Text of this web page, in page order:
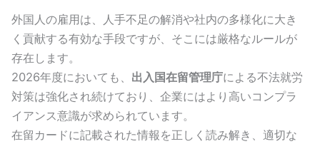
外国人の雇用は、人手不足の解消や社内の多様化に大き
く貢献する有効な手段ですが、そこには厳格なルールが
存在します。
2026年度においても、 出入国在留管理庁による不法就労
対策は強化され続けており、企業にはより高いコンプラ
イアンス意識が求められています。
在留カードに記載された情報を正しく読み解き、適切な